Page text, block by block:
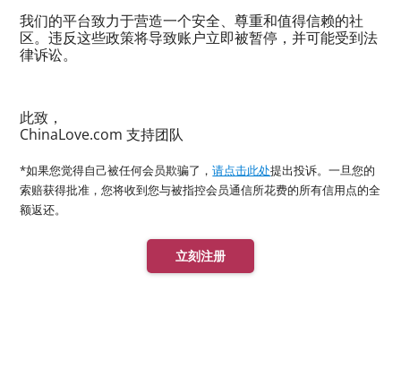
我们的平台致力于营造一个安全、尊重和值得信赖的社
区。违反这些政策将导致账户立即被暂停，并可能受到法
律诉讼。
此致，
ChinaLove.com 支持团队
*如果您觉得自己被任何会员欺骗了，请点击此处提出投诉。一旦您的
索赔获得批准，您将收到您与被指控会员通信所花费的所有信用点的全
额返还。
立刻注册